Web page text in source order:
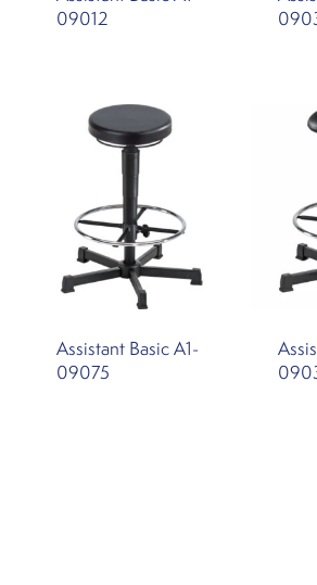
09012
Assistant Basic A1-
09075